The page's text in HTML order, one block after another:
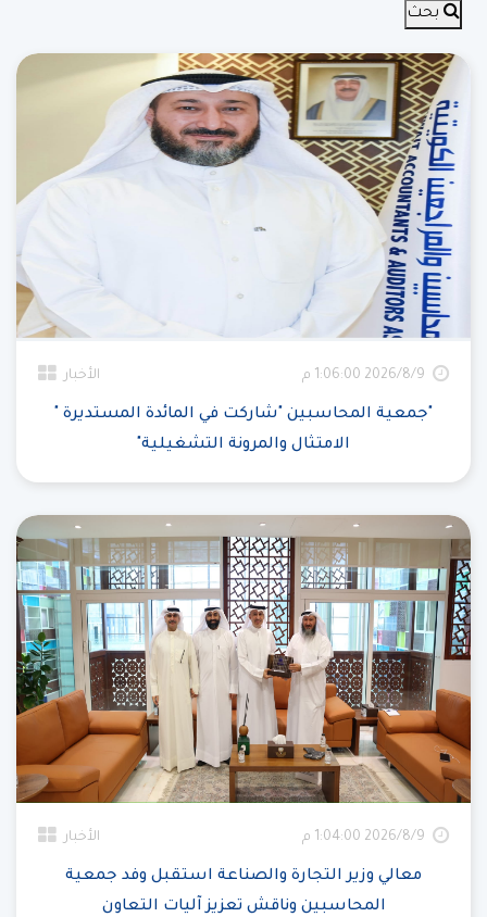
بحث
9‏‏/8‏‏/2026 1:06:00 م الأخبار
"جمعية المحاسبين "شاركت في المائدة المستديرة "
الامتثال والمرونة التشغيلية"
9‏‏/8‏‏/2026 1:04:00 م الأخبار
معالي وزير التجارة والصناعة استقبل وفد جمعية
المحاسبين وناقش تعزيز آليات التعاون